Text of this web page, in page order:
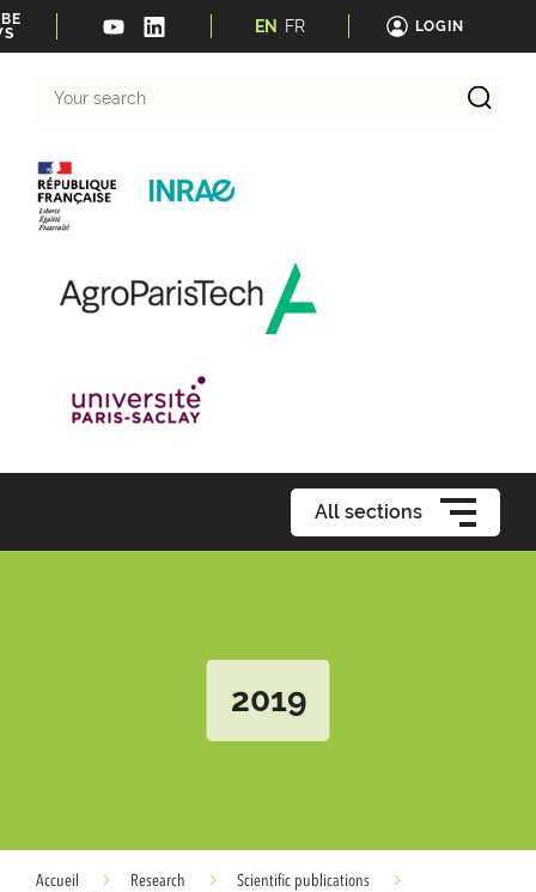
EN FR LOGIN
search
All sections
2019
Accueil Research
Scientific publications